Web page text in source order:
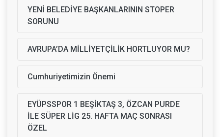
YENİ BELEDİYE BAŞKANLARININ STOPER
SORUNU
AVRUPA’DA MİLLİYETÇİLİK HORTLUYOR MU?
Cumhuriyetimizin Önemi
EYÜPSSPOR 1 BEŞİKTAŞ 3, ÖZCAN PURDE
İLE SÜPER LİG 25. HAFTA MAÇ SONRASI
ÖZEL